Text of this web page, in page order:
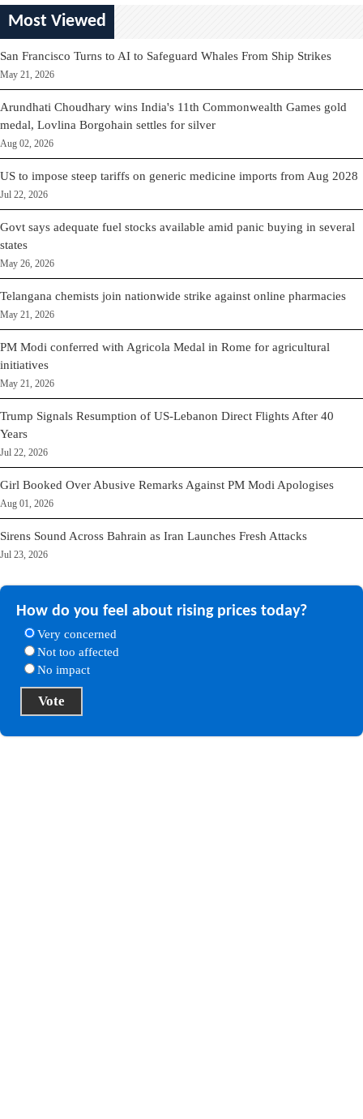
Most Viewed
San Francisco Turns to AI to Safeguard Whales From Ship Strikes
May 21, 2026
Arundhati Choudhary wins India's 11th Commonwealth Games gold
medal, Lovlina Borgohain settles for silver
Aug 02, 2026
US to impose steep tariffs on generic medicine imports from Aug 2028
Jul 22, 2026
Govt says adequate fuel stocks available amid panic buying in several
states
May 26, 2026
Telangana chemists join nationwide strike against online pharmacies
May 21, 2026
PM Modi conferred with Agricola Medal in Rome for agricultural
initiatives
May 21, 2026
Trump Signals Resumption of US-Lebanon Direct Flights After 40
Years
Jul 22, 2026
Girl Booked Over Abusive Remarks Against PM Modi Apologises
Aug 01, 2026
Sirens Sound Across Bahrain as Iran Launches Fresh Attacks
Jul 23, 2026
How do you feel about rising prices today?
Very concerned
Not too affected
No impact